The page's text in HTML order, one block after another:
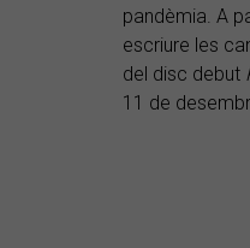
pandèmia. A
escriure les
del disc debut
11 de